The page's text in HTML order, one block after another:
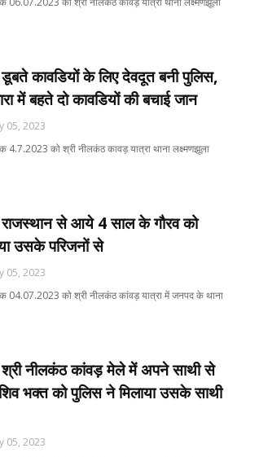
डूबते कावडियों के लिए देवदूत बनी पुलिस,
में बहते दो कावडियों की बचाई जान
05, 2023
4.7.2023 को श्री नीलकंठ कावड़ यात्रा थाना लक्ष्मणझूला
राजस्थान से आये 4 साल के गौरव को
उसके परिजनों से
05, 2023
04.07.2023 को श्री नीलकंठ कांवड़ यात्रा में जनपद के थाना
श्री नीलकंठ कांवड़ मेले में अपने साथी से
शिव भक्त को पुलिस ने मिलाया उसके साथी
05, 2023